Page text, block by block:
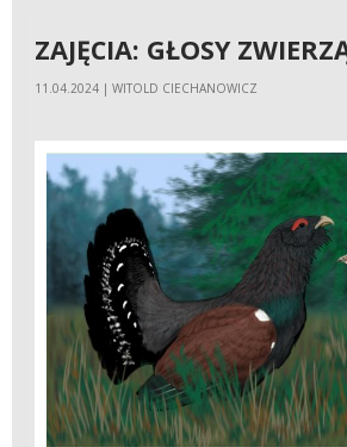
ZAJĘCIA: GŁOSY
11.04.2024 | WITOLD CIECHANOWICZ